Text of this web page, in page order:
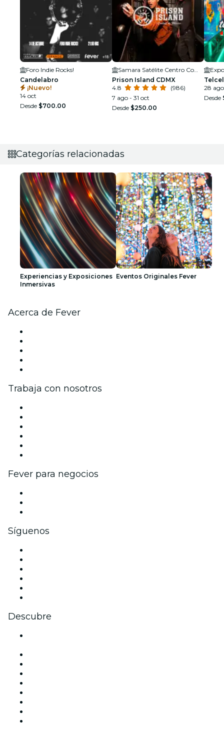
Foro Indie Rocks!
Candelabro
¡Nuevo!
14 oct
Desde $700.00
Prison Island CDMX
4.8
(986)
7 ago - 31 oct
Desde $250.00
Telcel
28 ago
Desde
Categorías relacionadas
Experiencias y Exposiciones
Inmersivas
Eventos Originales Fever
Acerca de Fever
Trabaja con nosotros
Fever para negocios
Síguenos
Descubre